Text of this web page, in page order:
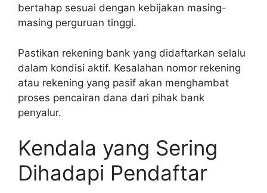
bertahap sesuai dengan kebijakan masing-
masing perguruan tinggi.
Pastikan rekening bank yang didaftarkan selalu
dalam kondisi aktif. Kesalahan nomor rekening
atau rekening yang pasif akan menghambat
proses pencairan dana dari pihak bank
penyalur.
Kendala yang Sering
Dihadapi Pendaftar